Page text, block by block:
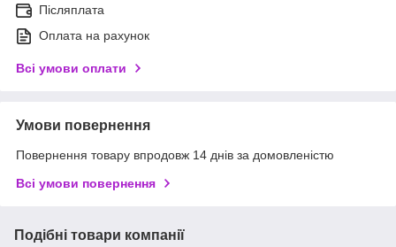
Післяплата
Оплата на рахунок
Всі умови оплати
Умови повернення
Повернення товару впродовж 14 днів за домовленістю
Всі умови повернення
Подібні товари компанії